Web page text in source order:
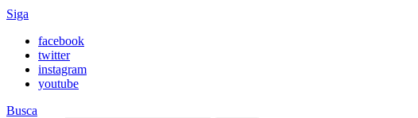
Siga
facebook
twitter
instagram
youtube
Busca